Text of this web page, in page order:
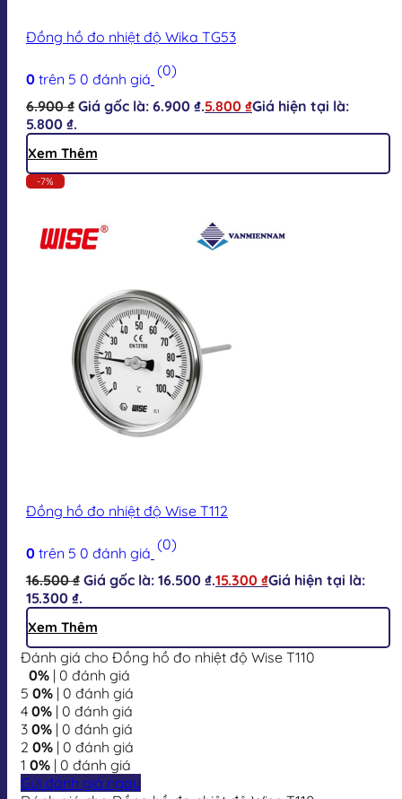
Đồng hồ đo nhiệt độ Wika TG53
0 trên 5 0 đánh giá (0)
6.900₫ Giá gốc là: 6.900 ₫.5.800 ₫Giá hiện tại là:
5.800 ₫.
Xem Thêm
-7%
Đồng hồ đo nhiệt độ Wise T112
0 trên 5 0 đánh giá (0)
16.500₫ Giá gốc là: 16.500 ₫.15.300 ₫Giá hiện tại là:
15.300 ₫.
Xem Thêm
Đánh giá cho Đồng hồ đo nhiệt độ Wise T110
0% | 0 đánh giá
5 0% | 0 đánh giá
4 0% | 0 đánh giá
3 0% | 0 đánh giá
2 0% | 0 đánh giá
1 0% | 0 đánh giá
Gửi đánh giá ngay